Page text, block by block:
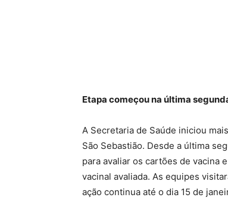
Etapa começou na última
A Secretaria de Saúde iniciou
São Sebastião. Desde a última
para avaliar os cartões de vacina
vacinal avaliada. As equipes
ação continua até o dia 15 de